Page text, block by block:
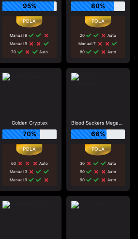
95%
Manual 9
Manual 9
70
Auto
80%
20
Auto
Manual 7
80
Auto
Golden Cryptex
70%
60
Auto
Manual 3
Manual 9
Blood Suckers Megaways
66%
30
Auto
90
Auto
90
Auto